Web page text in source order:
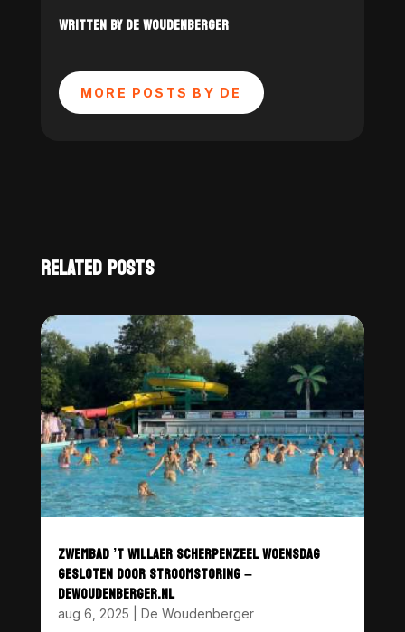
WRITTEN BY DE WOUDENBERGER
MORE POSTS BY DE
RELATED POSTS
ZWEMBAD ’T WILLAER SCHERPENZEEL WOENSDAG
GESLOTEN DOOR STROOMSTORING –
DEWOUDENBERGER.NL
aug 6, 2025 De Woudenberger